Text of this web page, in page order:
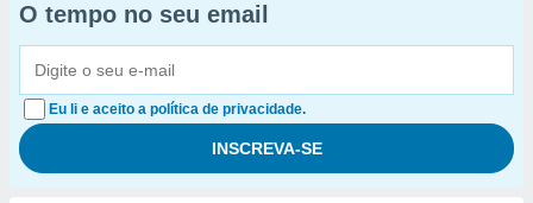
O tempo no seu email
Eu li e aceito a política de privacidade.